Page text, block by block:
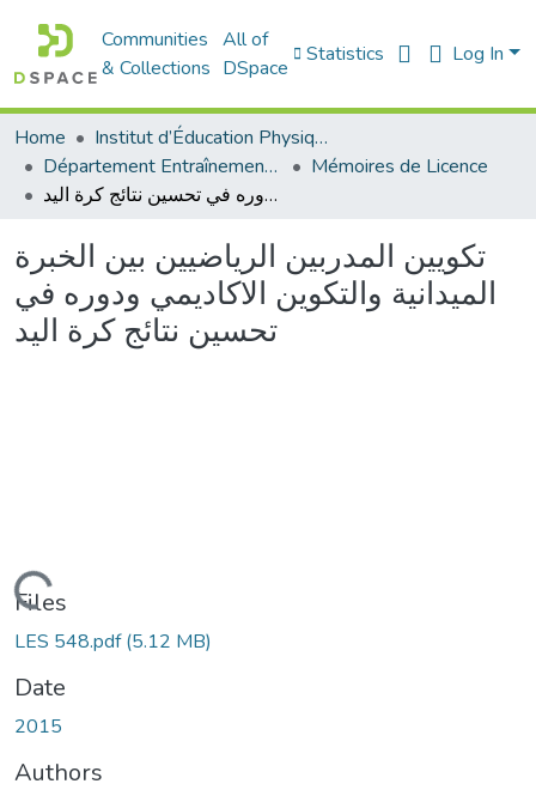
Communities
& Collections
All of
DSpace
Statistics Log In
Home
Institut d’Éducation Physique et Sportive
Département Entraînement Sportif (ES)
Mémoires de Licence
تكويين المدربين الرياضيين بين الخبرة الميدانية والتكوين الاكاديمي ودوره في تحسين نتائج كرة اليد
تكويين المدربين الرياضيين بين الخبرة
الميدانية والتكوين الاكاديمي ودوره في
تحسين نتائج كرة اليد
Files
LES 548.pdf(5.12 MB)
Date
2015
Authors